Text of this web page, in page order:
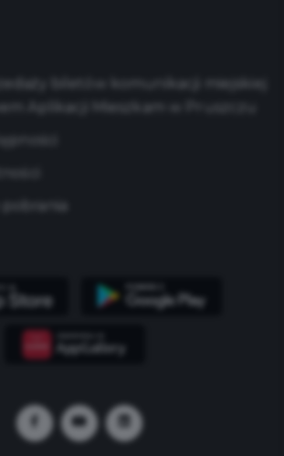
biletów komunikacji miejskiej
Aplikacji Mieszkam w Pruszczu